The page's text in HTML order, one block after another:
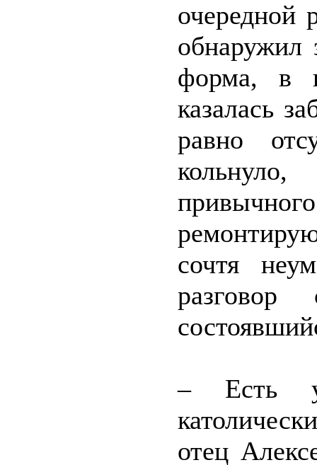
очередной
обнаружил
форма, в
казалась
равно
сочтя
– Есть у
отец